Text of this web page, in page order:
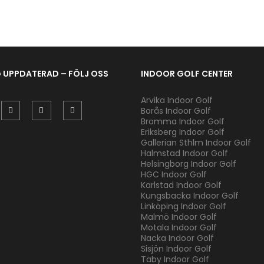
UPPDATERAD – FÖLJ OSS INDOOR GOLF CENTER
Arvika Indoor Golf
Borås Indoor Golf
Bromma Indoor Golf
Eriksberg Indoor Golf
Gallerian Sthlm Indoor Golf
Halmstad Indoor Golf
Helsingborg Indoor Golf
HGC Indoor Golf
Karlstad Indoor Golf
Kungsbacka Indoor Golf
Linköping Indoor Golf
Malmö Indoor Golf
Motala Indoor Golf
Nacka Indoor Golf
Sisjön Indoor Golf
Täby Indoor Golf